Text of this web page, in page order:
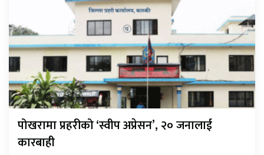
पोखरामा प्रहरीको ‘स्वीप अप्रेसन’, २० जनालाई
कारबाही